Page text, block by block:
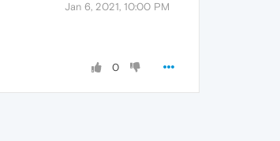
Jan 6, 2021, 10:00 PM
0